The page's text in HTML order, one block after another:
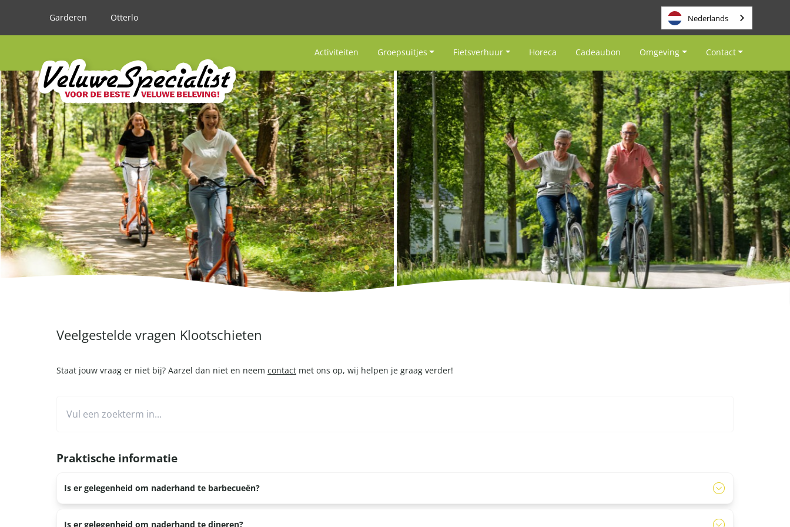
Garderen Otterlo Nederlands
Activiteiten Groepsuitjes Fietsverhuur Horeca Cadeaubon Omgeving Contact
Veelgestelde vragen Klootschieten
Staat jouw vraag er niet bij? Aarzel dan niet en neem contact met ons op, wij helpen je graag verder!
Praktische informatie
Is er gelegenheid om naderhand te barbecueën?
Bij een aantal locaties is het mogelijk om naderhand te barbecueën. Dit is mogelijk vanaf 20 personen. Klik
Is er gelegenheid om naderhand te dineren?